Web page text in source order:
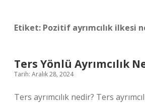
Etiket: Pozitif ayrımcılık ilkesi
Ters Yönlü Ayrımcılık
Tarih: Aralık 28, 2024
Ters ayrımcılık nedir? Ters